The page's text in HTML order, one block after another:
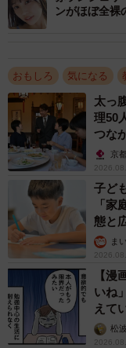
早稲田大学が1997年度か
（早稲田リポジトリから
ンがほぼ全
おもしろ 気になる
太っ
理50
つな
京
子ど
「家
態と
ま
【漫
いね
えて
松